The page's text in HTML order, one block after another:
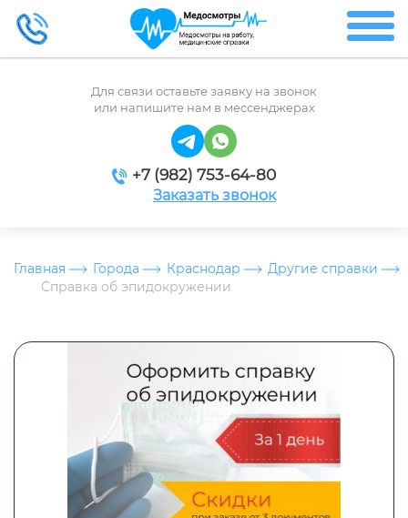
Для связи оставьте заявку на звонок
или напишите нам в мессенджерах
+7 (982) 753-64-80
Заказать звонок
Главная Города Краснодар
Другие справки
Справка об эпидокружении